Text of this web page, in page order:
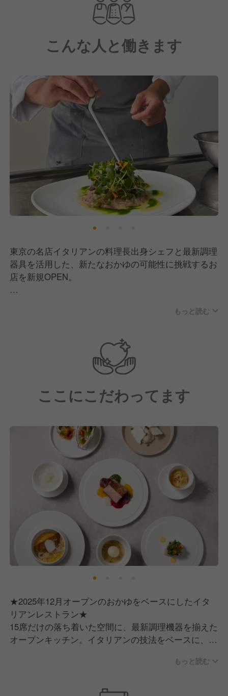
グループ会社では、軽井沢にて地元食材を活かした
「軽井沢キュイジーヌ」のレストランも展開。
1978年より阿佐ヶ谷にオフィスと店舗を構え、多く
のブランドを阿佐ヶ谷より生み出してきました。長年
佐ヶ谷の皆様に愛されるお店を目指します。
こんな人と働きます
東京の名店イタリアンの料理長出身シェフと最新調理
器具を活用した、新たなおかゆの可能性に挑戦するお
店を新規OPEN。
ブレンドし、一粒一粒のお米の食感を楽しめるおかゆ
もっと読む
ここにこだわってます
★2025年12月オープンのおかゆをベースにしたイタ
リアンレストラン★
15席だけの落ち着いた空間に、最新調理機器を揃えた
オープンキッチン。イタリアンの技法をベースに、お
しい“どこにもなかったおかゆ料理”を提供するお店で
コロナ禍や物価高騰、米不足などを経て、健康志向や
もっと読む